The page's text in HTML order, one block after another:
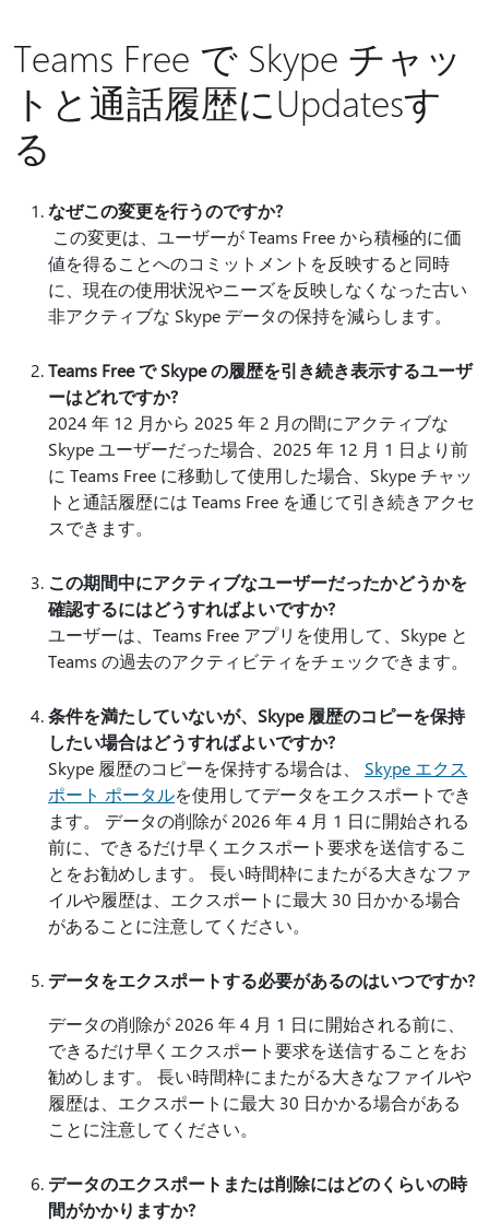
Teams Free で Skype チャッ
トと通話履歴にUpdatesす
る
なぜこの変更を行うのですか?
この変更は、ユーザーが Teams Free から積極的に価
値を得ることへのコミットメントを反映すると同時
に、現在の使用状況やニーズを反映しなくなった古い
非アクティブな Skype データの保持を減らします。
Teams Free で Skype の履歴を引き続き表示するユーザ
ーはどれですか?
2024 年 12 月から 2025 年 2 月の間にアクティブな
Skype ユーザーだった場合、2025 年 12 月 1 日より前
に Teams Free に移動して使用した場合、Skype チャッ
トと通話履歴には Teams Free を通じて引き続きアクセ
スできます。
この期間中にアクティブなユーザーだったかどうかを
確認するにはどうすればよいですか?
ユーザーは、Teams Free アプリを使用して、Skype と
Teams の過去のアクティビティをチェックできます。
条件を満たしていないが、Skype 履歴のコピーを保持
したい場合はどうすればよいですか?
Skype 履歴のコピーを保持する場合は、 Skype エクス
ポート ポータルを使用してデータをエクスポートでき
ます。 データの削除が 2026 年 4 月 1 日に開始される
前に、できるだけ早くエクスポート要求を送信するこ
とをお勧めします。 長い時間枠にまたがる大きなファ
イルや履歴は、エクスポートに最大 30 日かかる場合
があることに注意してください。
データをエクスポートする必要があるのはいつですか?
データの削除が 2026 年 4 月 1 日に開始される前に、
できるだけ早くエクスポート要求を送信することをお
勧めします。 長い時間枠にまたがる大きなファイルや
履歴は、エクスポートに最大 30 日かかる場合がある
ことに注意してください。
データのエクスポートまたは削除にはどのくらいの時
間がかかりますか?